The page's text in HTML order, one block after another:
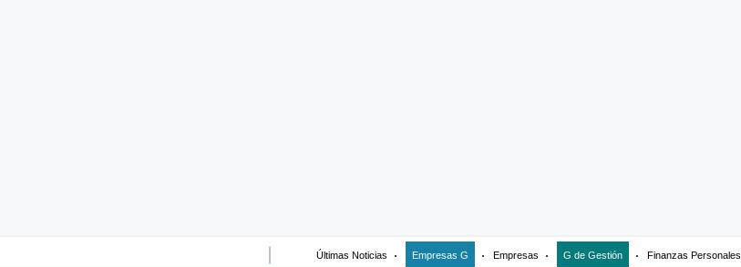
Últimas Noticias Empresas G Empresas G de Gestión Finanzas Personales